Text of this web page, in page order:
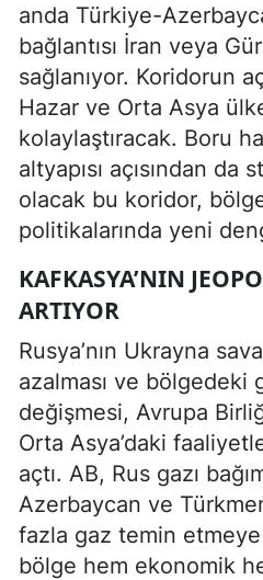
anda Türkiye-
bağlantısı İran veya
sağlanıyor. Koridorun
Hazar ve Orta Asya
kolaylaştıracak. Boru
altyapısı açısından
olacak bu koridor,
politikalarında yeni
KAFKASYA’NIN
ARTIYOR
Rusya’nın Ukrayna
azalması ve bölgedeki
değişmesi, Avrupa
Orta Asya’daki
açtı. AB, Rus gazı
Azerbaycan ve
fazla gaz temin etmeye
bölge hem ekonomik